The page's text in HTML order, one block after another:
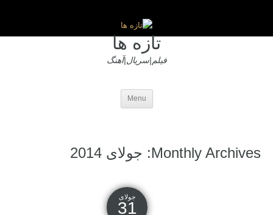
تازه ها
فیلم|سریال|آهنگ
Menu
Monthly Archives: جولای 2014
جولای
31